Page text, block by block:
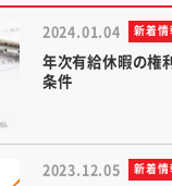
2024.01.04 新着情
年次有給休暇の権
条件
2023.12.05 新着情